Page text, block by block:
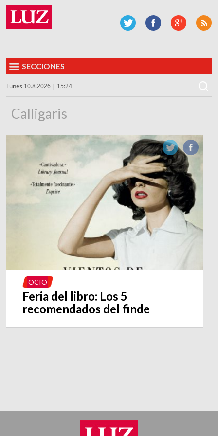
SECCIONES
Lunes 10.8.2026 | 15:24
Calligaris
OCIO
Feria del libro: Los 5
recomendados del finde